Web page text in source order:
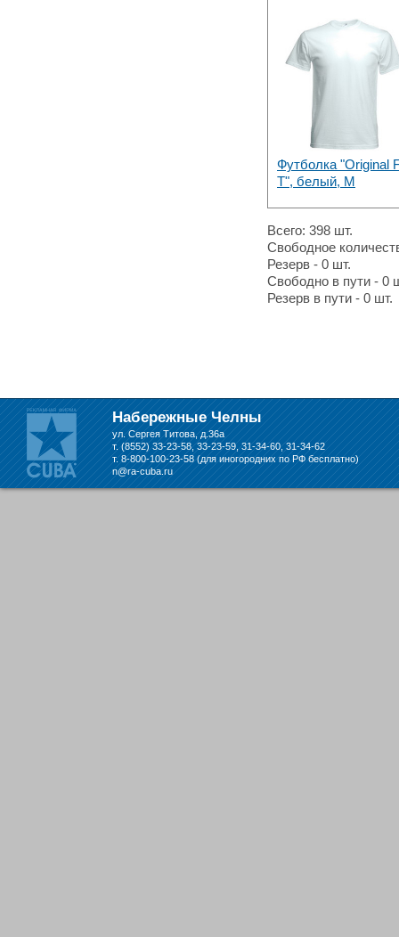
Футболка "Original
T", белый, M
Всего: 398 шт.
Свободное
Резерв - 0 шт.
Свободно в пути - 0
Резерв в пути - 0 шт.
Набережные Челны
ул. Сергея Титова, д.36а
т. (8552) 33-23-58, 33-23-59, 31-34-60, 31-34-62
т. 8-800-100-23-58 (для иногородних по РФ бесплатно)
n@ra-cuba.ru